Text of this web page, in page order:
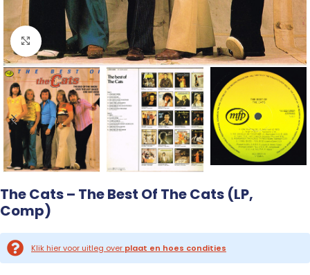
Click to enlarge
The Cats – The Best Of The Cats (LP,
Comp)
Klik hier voor uitleg over plaat en hoes condities